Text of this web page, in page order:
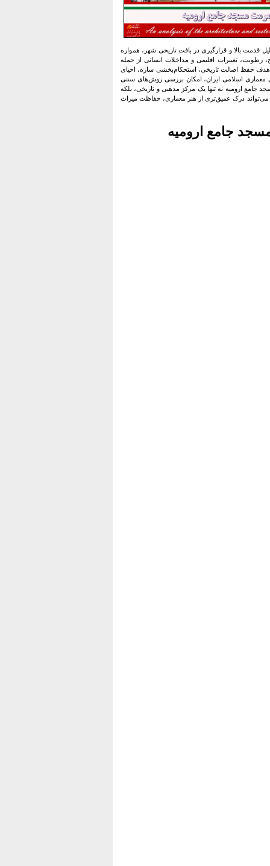
بالا و قرارگیری در بافت تاریخی شهر، همواره
تغییرات اقلیمی و مداخلات انسانی از جمله
حفظ اصالت تاریخی، استحکام‌بخشی سازه، احیای
معماری اسلامی ایران، امکان بررسی روش‌های سنتی
ارومیه نه تنها یک مرکز مذهبی و تاریخی، بلکه
درک عمیق‌تری از هنر معماری، حفاظت میراث
جامع ارومیه